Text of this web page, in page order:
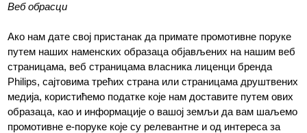
Веб обрасци
Ако нам дате свој пристанак да примате промотивне поруке
путем наших наменских образаца објављених на нашим веб
страницама, веб страницама власника лиценци бренда
Philips, сајтовима трећих страна или страницама друштвених
медија, користићемо податке које нам доставите путем ових
образаца, као и информације о вашој земљи да вам шаљемо
промотивне е-поруке које су релевантне и од интереса за